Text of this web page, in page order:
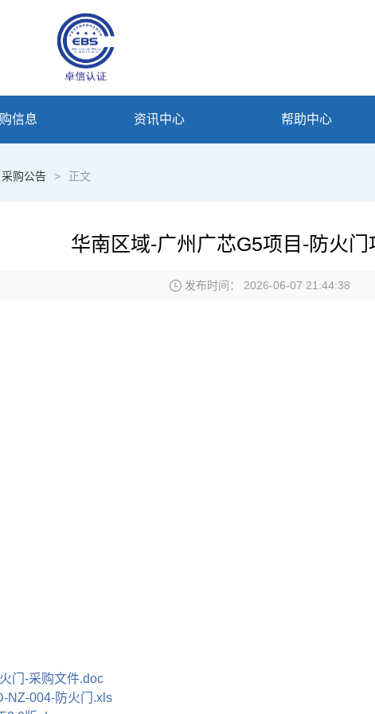
信息 资讯中心 帮助中心
采购公告 > 正文
华南区域-广州广芯G5项目-防火门
 发布时间： 2026-06-07 21:44:38
门-采购文件.doc
NZ-004-防火门.xls